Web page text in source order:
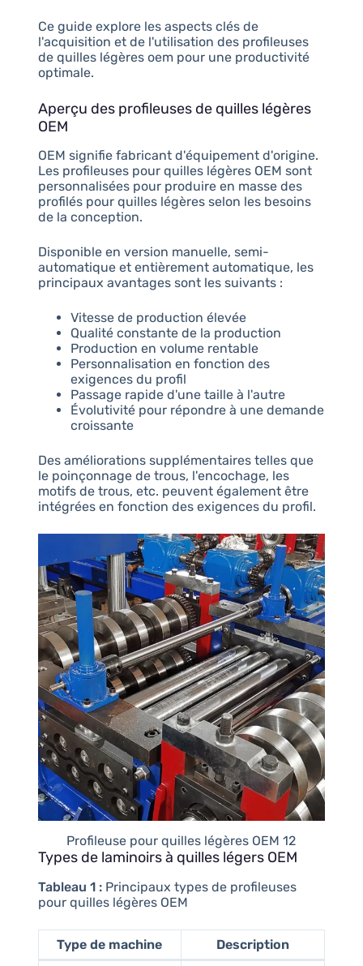
Ce guide explore les aspects clés de
l'acquisition et de l'utilisation des profileuses
de quilles légères oem pour une productivité
optimale.
Aperçu des profileuses de quilles légères
OEM
OEM signifie fabricant d'équipement d'origine.
Les profileuses pour quilles légères OEM sont
personnalisées pour produire en masse des
profilés pour quilles légères selon les besoins
de la conception.
Disponible en version manuelle, semi-
automatique et entièrement automatique, les
principaux avantages sont les suivants :
Vitesse de production élevée
Qualité constante de la production
Production en volume rentable
Personnalisation en fonction des
exigences du profil
Passage rapide d'une taille à l'autre
Évolutivité pour répondre à une demande
croissante
Des améliorations supplémentaires telles que
le poinçonnage de trous, l'encochage, les
motifs de trous, etc. peuvent également être
intégrées en fonction des exigences du profil.
Profileuse pour quilles légères OEM 12
Types de laminoirs à quilles légers OEM
Tableau 1 :Principaux types de profileuses
pour quilles légères OEM
Type de machine Description